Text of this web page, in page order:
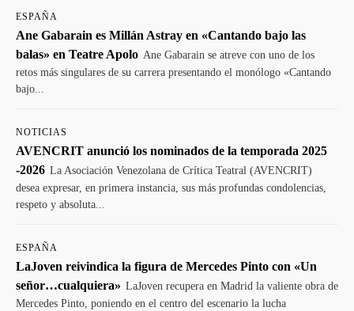
ESPAÑA
Ane Gabarain es Millán Astray en «Cantando bajo las
balas» en Teatre Apolo Ane Gabarain se atreve con uno de los
retos más singulares de su carrera presentando el monólogo «Cantando
bajo...
NOTICIAS
AVENCRIT anunció los nominados de la temporada 2025
-2026 La Asociación Venezolana de Crítica Teatral (AVENCRIT)
desea expresar, en primera instancia, sus más profundas condolencias,
respeto y absoluta...
ESPAÑA
LaJoven reivindica la figura de Mercedes Pinto con «Un
señor…cualquiera» LaJoven recupera en Madrid la valiente obra de
Mercedes Pinto, poniendo en el centro del escenario la lucha